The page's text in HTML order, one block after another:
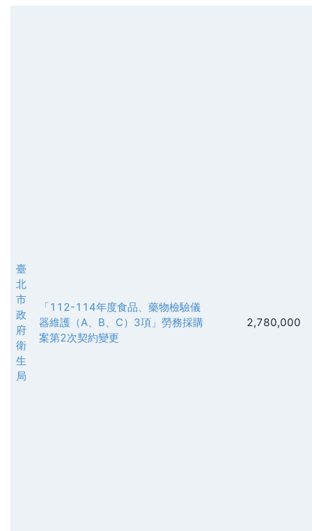
臺
北
市
政
府
衛
生
局
「112-114年度食品、藥物檢驗儀
器維護（A、B、C）3項」勞務採購
案第2次契約變更
2,780,000